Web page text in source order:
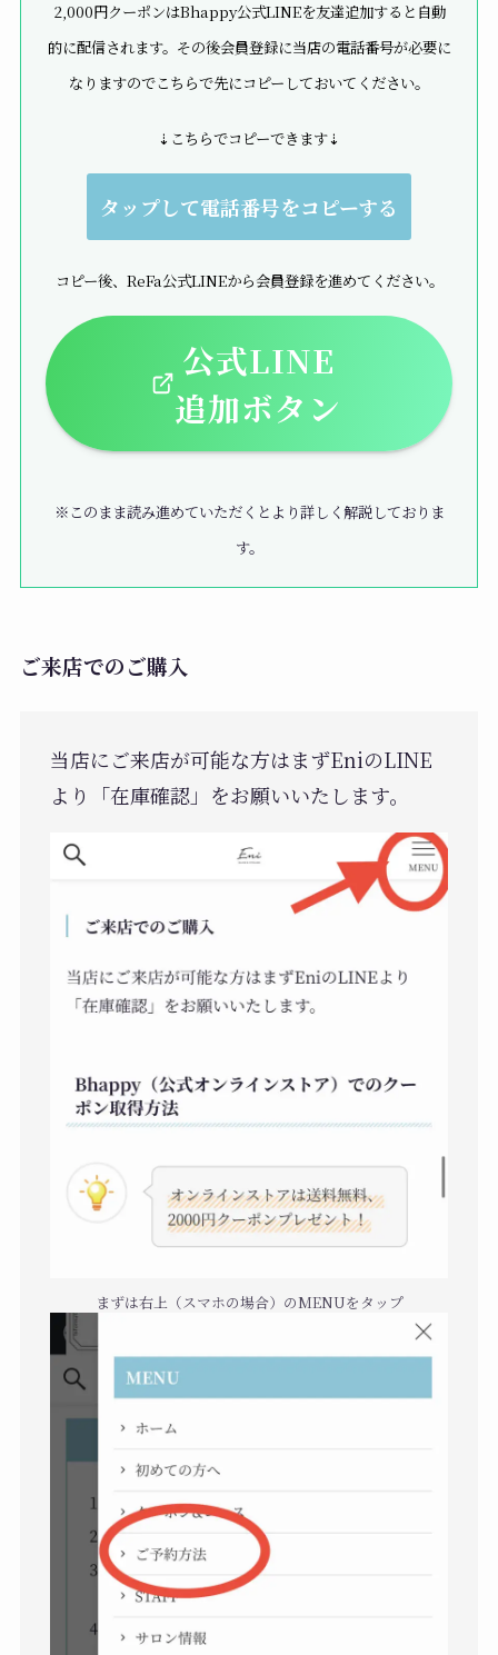
2,000円クーポンはBhappy公式LINEを友達追加すると自動
的に配信されます。その後会員登録に当店の電話番号が必要に
なりますのでこちらで先にコピーしておいてください。
⇣こちらでコピーできます⇣
タップして電話番号をコピーする
コピー後、ReFa公式LINEから会員登録を進めてください。
公式LINE
追加ボタン
※このまま読み進めていただくとより詳しく解説しておりま
す。
ご来店でのご購入
当店にご来店が可能な方はまずEniのLINE
より「在庫確認」をお願いいたします。
まずは右上（スマホの場合）のMENUをタップ